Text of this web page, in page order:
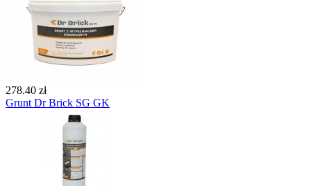
278.40 zł
Grunt Dr Brick SG GK